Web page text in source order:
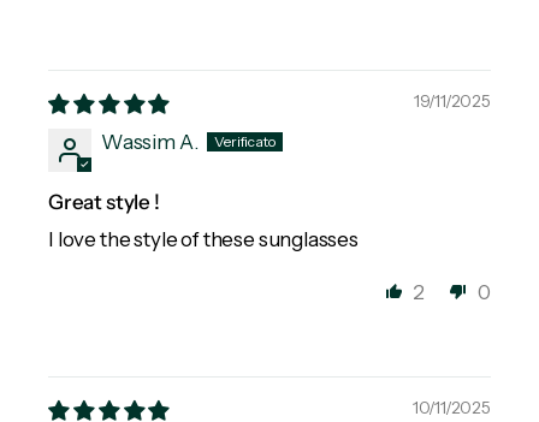
19/11/2025
Wassim A.
Great style !
I love the style of these sunglasses
2 0
10/11/2025